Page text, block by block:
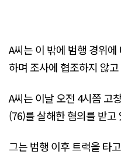
A씨는 이 밖에 범행 경위
하며 조사에 협조하지 않
A씨는 이날 오전 4시쯤 고
(76)를 살해한 혐의를 받고
그는 범행 이후 트럭을 타